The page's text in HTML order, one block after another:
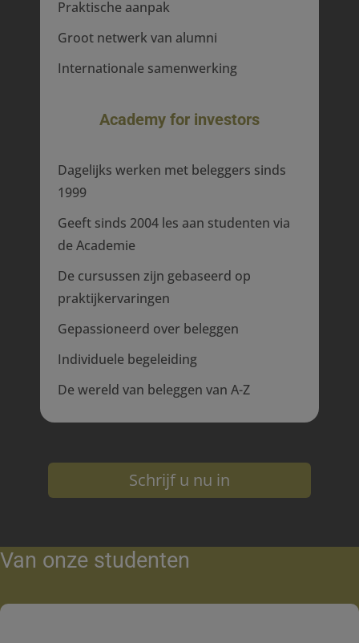
Praktische aanpak
Groot netwerk van alumni
Internationale samenwerking
Academy for investors
Dagelijks werken met beleggers sinds
1999
Geeft sinds 2004 les aan studenten via
de Academie
De cursussen zijn gebaseerd op
praktijkervaringen
Gepassioneerd over beleggen
Individuele begeleiding
De wereld van beleggen van A-Z
Schrijf u nu in
Van onze studenten